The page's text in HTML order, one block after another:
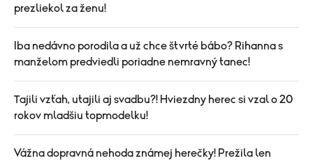
prezliekol za ženu!
Iba nedávno porodila a už chce štvrté bábo? Rihanna s
manželom predviedli poriadne nemravný tanec!
Tajili vzťah, utajili aj svadbu?! Hviezdny herec si vzal o 20
rokov mladšiu topmodelku!
Vážna dopravná nehoda známej herečky! Prežila len